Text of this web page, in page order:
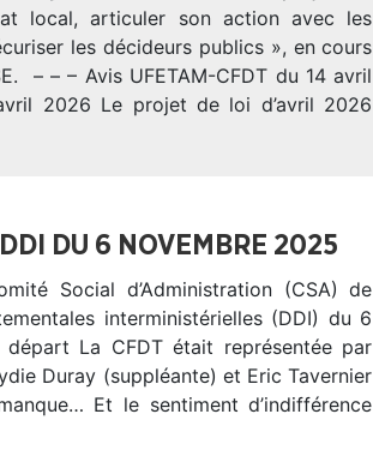
local, articuler son action avec les
les décideurs publics », en cours
– – – Avis UFETAM-CFDT du 14 avril
2026 Le projet de loi d’avril 2026
DU 6 NOVEMBRE 2025
Social d’Administration (CSA) de
interministérielles (DDI) du 6
La CFDT était représentée par
Duray (suppléante) et Eric Tavernier
Et le sentiment d’indifférence